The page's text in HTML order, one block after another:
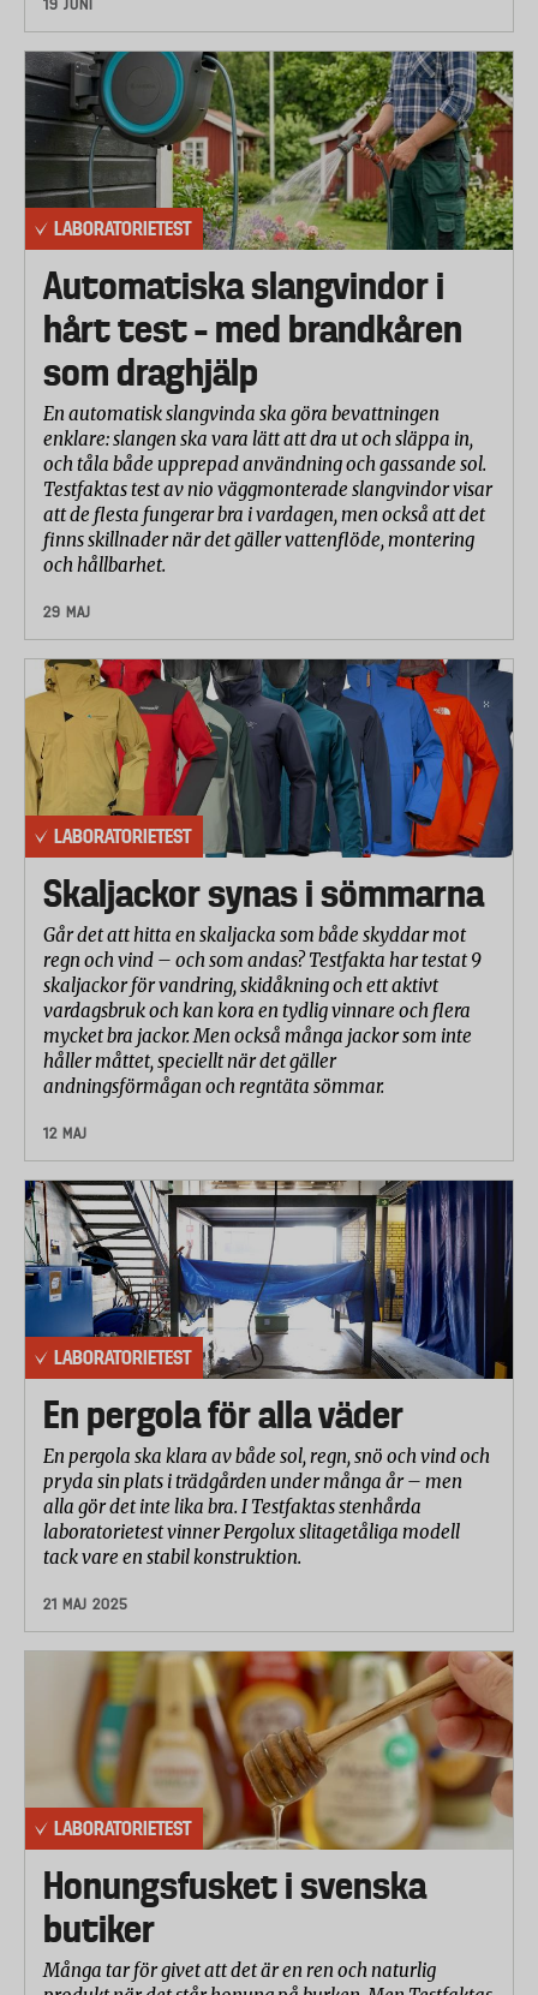
19 JUNI
LABORATORIETEST
Automatiska slangvindor i
hårt test – med brandkåren
som draghjälp
En automatisk slangvinda ska göra bevattningen
enklare: slangen ska vara lätt att dra ut och släppa in,
och tåla både upprepad användning och gassande sol.
Testfaktas test av nio väggmonterade slangvindor visar
att de flesta fungerar bra i vardagen, men också att det
finns skillnader när det gäller vattenflöde, montering
och hållbarhet.
29 MAJ
LABORATORIETEST
Skaljackor synas i sömmarna
Går det att hitta en skaljacka som både skyddar mot
regn och vind – och som andas? Testfakta har testat 9
skaljackor för vandring, skidåkning och ett aktivt
vardagsbruk och kan kora en tydlig vinnare och flera
mycket bra jackor. Men också många jackor som inte
håller måttet, speciellt när det gäller
andningsförmågan och regntäta sömmar.
12 MAJ
LABORATORIETEST
En pergola för alla väder
En pergola ska klara av både sol, regn, snö och vind och
pryda sin plats i trädgården under många år – men
alla gör det inte lika bra. I Testfaktas stenhårda
laboratorietest vinner Pergolux slitagetåliga modell
tack vare en stabil konstruktion.
21 MAJ 2025
LABORATORIETEST
Honungsfusket i svenska
butiker
Många tar för givet att det är en ren och naturlig